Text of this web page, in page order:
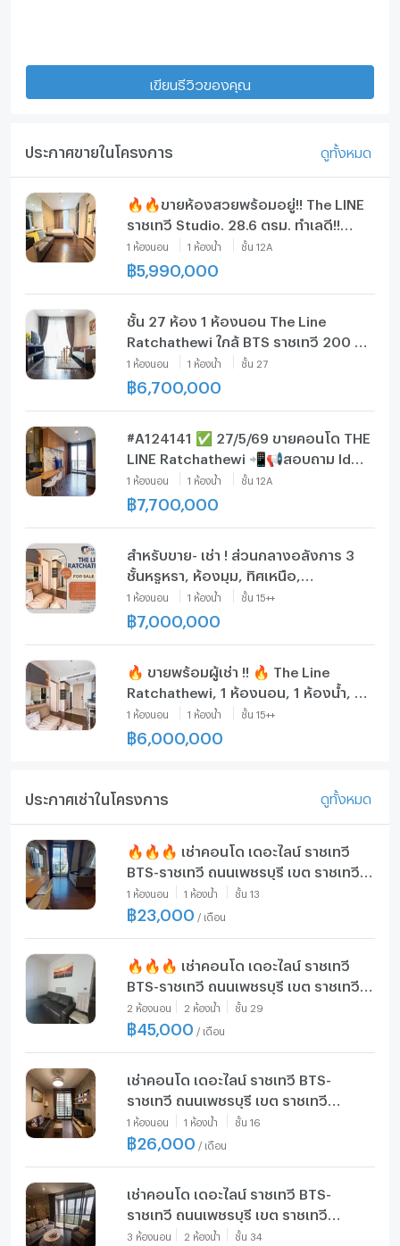
เขียนรีวิวของคุณ
ประกาศขายในโครงการ ดูทั้งหมด
🔥🔥ขายห้องสวยพร้อมอยู่!! The LINE
ราชเทวี Studio. 28.6 ตรม. ทำเลดี!!
เพียง 5.99 ล้านบาท สนใจ LINE: @atfirm
🔥🔥
1 ห้องนอน 1 ห้องน้ำ ชั้น 12A
฿5,990,000
ชั้น 27 ห้อง 1 ห้องนอน The Line
Ratchathewi ใกล้ BTS ราชเทวี 200 ม.
(ID 1497371)
1 ห้องนอน 1 ห้องน้ำ ชั้น 27
฿6,700,000
#A124141 ✅ 27/5/69 ขายคอนโด THE
LINE Ratchathewi 📲📢สอบถาม ld
line @condoboy
1 ห้องนอน 1 ห้องน้ำ ชั้น 12A
฿7,700,000
สำหรับขาย- เช่า ! ส่วนกลางอลังการ 3
ชั้นหรูหรา, ห้องมุม, ทิศเหนือ,
กระจก3ด้าน, ชั้นสูง! Code
C20230106407..The Line
1 ห้องนอน 1 ห้องน้ำ ชั้น 15++
฿7,000,000
🔥 ขายพร้อมผู้เช่า !! 🔥 The Line
Ratchathewi, 1 ห้องนอน, 1 ห้องน้ำ, ชั้น
สูง 15++, ห้องทิศเหนือ !! Code
C20230106407 แต่งครบ, ราคาพิเศษ!!
1 ห้องนอน 1 ห้องน้ำ ชั้น 15++
฿6,000,000
ประกาศเช่าในโครงการ ดูทั้งหมด
🔥🔥🔥 เช่าคอนโด เดอะไลน์ ราชเทวี
BTS-ราชเทวี ถนนเพชรบุรี เขต ราชเทวี
กรุงเทพ CX-138009 ✅ ทักไลน์
@connexproperty ตอบทันที ทีมงานมือ
1 ห้องนอน 1 ห้องน้ำ ชั้น 13
฿23,000 / เดือน
🔥🔥🔥 เช่าคอนโด เดอะไลน์ ราชเทวี
BTS-ราชเทวี ถนนเพชรบุรี เขต ราชเทวี
กรุงเทพ CX-85940 ✅ ทักไลน์
@connexproperty ตอบทันที ทีมงานมือ
2 ห้องนอน 2 ห้องน้ำ ชั้น 29
฿ 45,000 / เดือน
เช่าคอนโด เดอะไลน์ ราชเทวี BTS-
ราชเทวี ถนนเพชรบุรี เขต ราชเทวี
กรุงเทพ CX-145673 ✅ ทักไลน์
@connexproperty ตอบทันที ทีมงานมือ
1 ห้องนอน 1 ห้องน้ำ ชั้น 16
฿26,000 / เดือน
เช่าคอนโด เดอะไลน์ ราชเทวี BTS-
ราชเทวี ถนนเพชรบุรี เขต ราชเทวี
กรุงเทพ CX-146607 ✅ ทักไลน์
3 ห้องนอน 2 ห้องน้ำ ชั้น 34